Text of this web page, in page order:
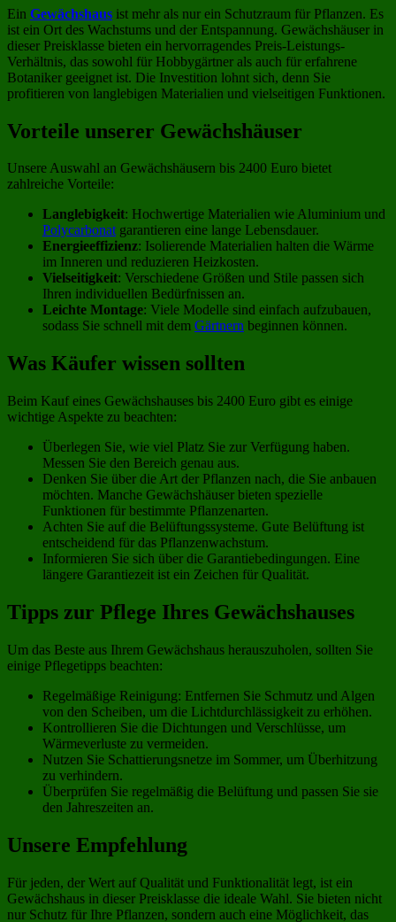
Ein Gewächshaus ist mehr als nur ein Schutzraum für Pflanzen. Es
ist ein Ort des Wachstums und der Entspannung. Gewächshäuser in
dieser Preisklasse bieten ein hervorragendes Preis-Leistungs-
Verhältnis, das sowohl für Hobbygärtner als auch für erfahrene
Botaniker geeignet ist. Die Investition lohnt sich, denn Sie
profitieren von langlebigen Materialien und vielseitigen Funktionen.
Vorteile unserer Gewächshäuser
Unsere Auswahl an Gewächshäusern bis 2400 Euro bietet
zahlreiche Vorteile:
Langlebigkeit: Hochwertige Materialien wie Aluminium und
Polycarbonatgarantieren eine lange Lebensdauer.
Energieeffizienz: Isolierende Materialien halten die Wärme
im Inneren und reduzieren Heizkosten.
Vielseitigkeit: Verschiedene Größen und Stile passen sich
Ihren individuellen Bedürfnissen an.
Leichte Montage: Viele Modelle sind einfach aufzubauen,
sodass Sie schnell mit dem Gärtnern beginnen können.
Was Käufer wissen sollten
Beim Kauf eines Gewächshauses bis 2400 Euro gibt es einige
wichtige Aspekte zu beachten:
Überlegen Sie, wie viel Platz Sie zur Verfügung haben.
Messen Sie den Bereich genau aus.
Denken Sie über die Art der Pflanzen nach, die Sie anbauen
möchten. Manche Gewächshäuser bieten spezielle
Funktionen für bestimmte Pflanzenarten.
Achten Sie auf die Belüftungssysteme. Gute Belüftung ist
entscheidend für das Pflanzenwachstum.
Informieren Sie sich über die Garantiebedingungen. Eine
längere Garantiezeit ist ein Zeichen für Qualität.
Tipps zur Pflege Ihres Gewächshauses
Um das Beste aus Ihrem Gewächshaus herauszuholen, sollten Sie
einige Pflegetipps beachten:
Regelmäßige Reinigung: Entfernen Sie Schmutz und Algen
von den Scheiben, um die Lichtdurchlässigkeit zu erhöhen.
Kontrollieren Sie die Dichtungen und Verschlüsse, um
Wärmeverluste zu vermeiden.
Nutzen Sie Schattierungsnetze im Sommer, um Überhitzung
zu verhindern.
Überprüfen Sie regelmäßig die Belüftung und passen Sie sie
den Jahreszeiten an.
Unsere Empfehlung
Für jeden, der Wert auf Qualität und Funktionalität legt, ist ein
Gewächshaus in dieser Preisklasse die ideale Wahl. Sie bieten nicht
nur Schutz für Ihre Pflanzen, sondern auch eine Möglichkeit, das